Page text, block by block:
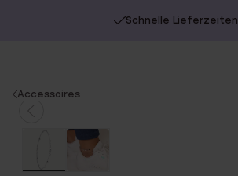
Schnelle Lieferzeiten
You
Accessoires